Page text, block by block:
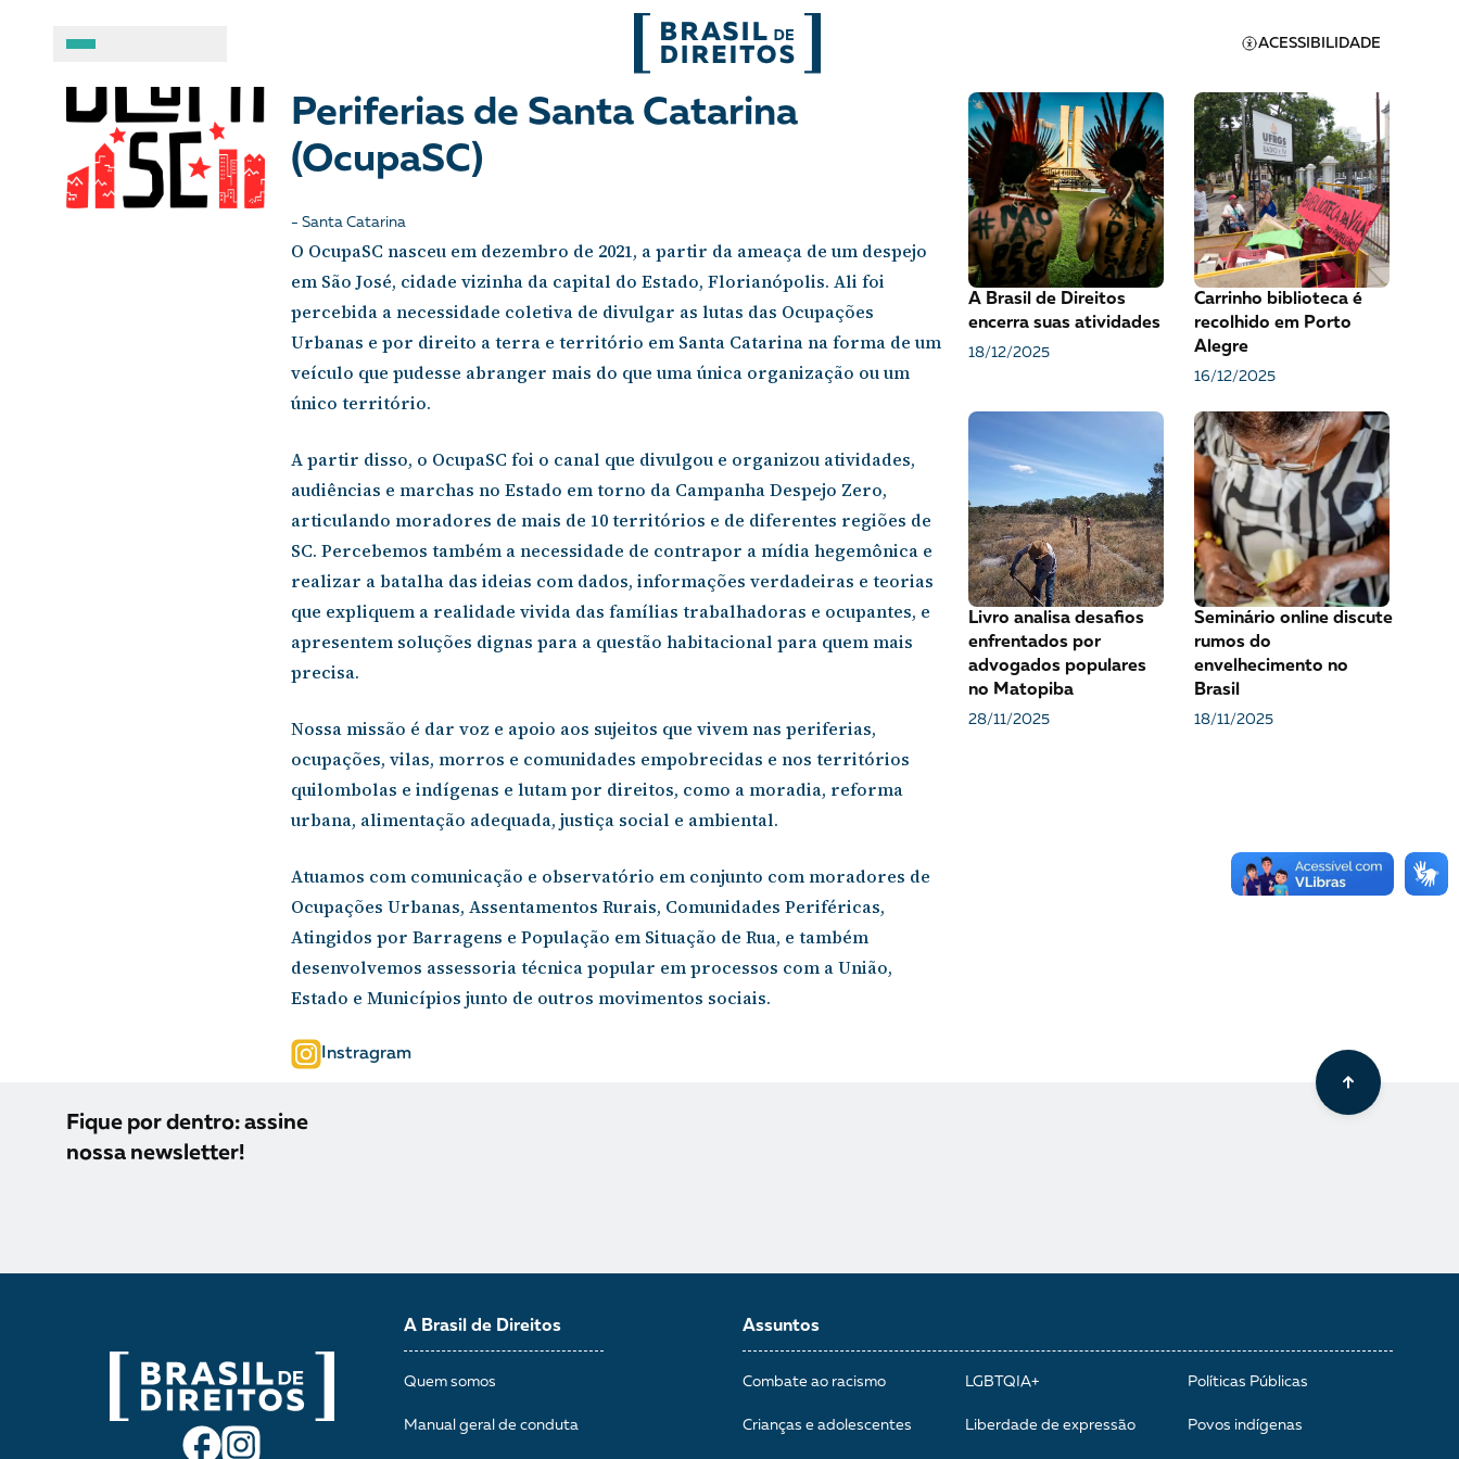
ACESSIBILIDADE
A BRASIL DE DIREITOS
Sobre Combate ao racismo
Crianças e adolescentes
Democracia e Justiça
Direitos socioambientais
Justiça criminal
LGBTQIA+
Liberdade de expressão
Mulheres
Políticas Públicas
Terra
Tráfico de pessoas e trabalho escravo
História
Notícias
Para entender
Podcast
Apoie a Brasil de
Direitos
A [BD] conta as histórias de
quem defende direitos
continuar, esse trabalho
precisa da sua doação!
VEJA COMO APOIAR!
Observatório de Comunidades e
Periferias de Santa Catarina
(OcupaSC)
- Santa Catarina
O OcupaSC nasceu em dezembro de 2021, a partir da ameaça de um despejo
em São José, cidade vizinha da capital do Estado, Florianópolis. Ali foi
percebida a necessidade coletiva de divulgar as lutas das Ocupações
Urbanas e por direito a terra e território em Santa Catarina na forma de um
veículo que pudesse abranger mais do que uma única organização ou um
único território.
A partir disso, o OcupaSC foi o canal que divulgou e organizou atividades,
audiências e marchas no Estado em torno da Campanha Despejo Zero,
articulando moradores de mais de 10 territórios e de diferentes regiões de
SC. Percebemos também a necessidade de contrapor a mídia hegemônica e
realizar a batalha das ideias com dados, informações verdadeiras e teorias
que expliquem a realidade vivida das famílias trabalhadoras e ocupantes, e
apresentem soluções dignas para a questão habitacional para quem mais
precisa.
Nossa missão é dar voz e apoio aos sujeitos que vivem nas periferias,
ocupações, vilas, morros e comunidades empobrecidas e nos territórios
quilombolas e indígenas e lutam por direitos, como a moradia, reforma
urbana, alimentação adequada, justiça social e ambiental.
Atuamos com comunicação e observatório em conjunto com moradores de
Ocupações Urbanas, Assentamentos Rurais, Comunidades Periféricas,
Atingidos por Barragens e População em Situação de Rua, e também
desenvolvemos assessoria técnica popular em processos com a União,
Estado e Municípios junto de outros movimentos sociais.
Instragram
Ver mais
A Brasil de Direitos
encerra suas atividades
18/12/2025
Carrinho biblioteca é
recolhido em Porto
Alegre
16/12/2025
Livro analisa desafios
enfrentados por
advogados populares
no Matopiba
28/11/2025
Seminário online discute
rumos do
envelhecimento no
Brasil
18/11/2025
Fique por dentro: assine
nossa newsletter!
A Brasil de Direitos
Quem somos
Manual geral de conduta
Assuntos
Combate ao racismo
Crianças e adolescentes
LGBTQIA+
Liberdade de expressão
Políticas Públicas
Povos indígenas